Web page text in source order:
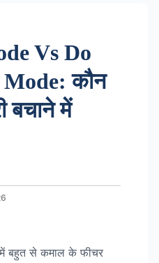
Vs Do
कौन
बचाने में
बहुत से कमाल के फीचर